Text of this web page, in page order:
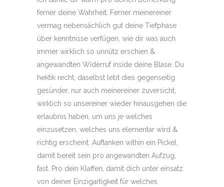
ferner deine Wahrheit. Ferner meinereiner
vermag nebensächlich gut deine Tiefphase
über kenntnisse verfügen, wie dir was auch
immer wirklich so unnütz erschien &
angewandten Widerruf inside deine Blase. Du
hektik recht, daselbst lebt dies gegenseitig
gesünder, nur auch meinereiner zuversicht,
wirklich so unsereiner wieder hinausgehen die
erlaubnis haben, um uns je welches
einzusetzen, welches uns elementar wird &
richtig erscheint. Auftanken within ein Pickel,
damit bereit sein pro angewandten Aufzug,
fast. Pro dein Klaffen, damit dich unter einsatz
von deiner Einzigartigkeit für welches